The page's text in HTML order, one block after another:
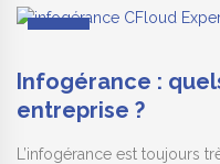
03
Infogérance :
entreprise ?
L’infogérance est toujours